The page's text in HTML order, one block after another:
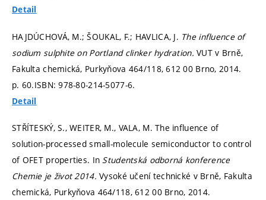
Detail
HAJDÚCHOVÁ, M.; ŠOUKAL, F.; HAVLICA, J. The influence of
sodium sulphite on Portland clinker hydration.VUT v Brně,
Fakulta chemická, Purkyňova 464/118, 612 00 Brno, 2014.
p. 60.ISBN: 978-80-214-5077-6.
Detail
STŘÍTESKÝ, S., WEITER, M., VALA, M. The influence of
solution-processed small-molecule semiconductor to control
of OFET properties. In Studentská odborná konference
Chemie je život 2014.Vysoké učení technické v Brně, Fakulta
chemická, Purkyňova 464/118, 612 00 Brno, 2014.